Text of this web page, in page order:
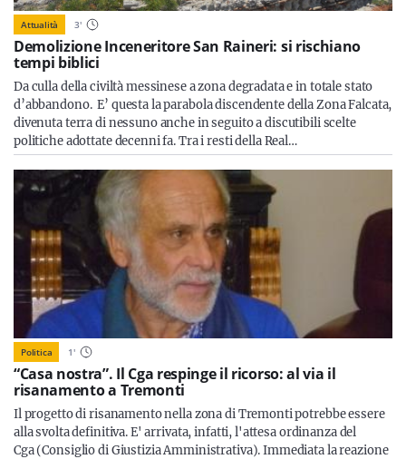
Attualità 3'
Demolizione Inceneritore San Raineri: si rischiano
tempi biblici
Da culla della civiltà messinese a zona degradata e in totale stato
d’abbandono. E’ questa la parabola discendente della Zona Falcata,
divenuta terra di nessuno anche in seguito a discutibili scelte
politiche adottate decenni fa. Tra i resti della Real…
Politica 1'
“Casa nostra”. Il Cga respinge il ricorso: al via il
risanamento a Tremonti
Il progetto di risanamento nella zona di Tremonti potrebbe essere
alla svolta definitiva. E' arrivata, infatti, l'attesa ordinanza del
Cga (Consiglio di Giustizia Amministrativa). Immediata la reazione